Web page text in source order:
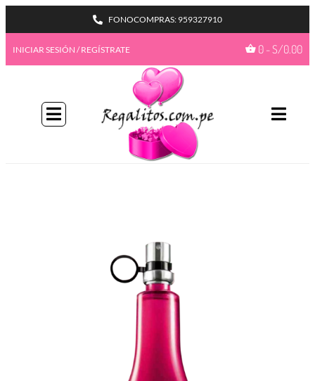
FONOCOMPRAS: 959327910
INICIAR SESIÓN / REGÍSTRATE 0-S/0.00
BIENVENIDA A NUESTRO
PROGAMA GIFTBENEFITS
HAZTE MIEMBRO
Con más formas de desbloquear beneficios
emocionantes, este es su pase de acceso total a
¿Ya tienes una cuenta?
Ir a misGiftPoints
GIFTPOINTS
!Gana GiftPoints por diferentes acciones y
convierte esos GiftPoints en increíbles
recompensas!